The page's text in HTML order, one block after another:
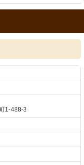
1-488-3